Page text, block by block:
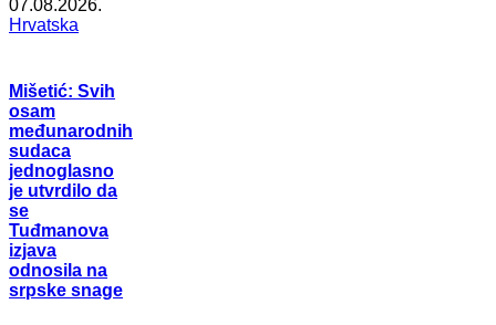
07.08.2026.
Hrvatska
Mišetić: Svih
osam
međunarodnih
sudaca
jednoglasno
je utvrdilo da
se
Tuđmanova
izjava
odnosila na
srpske snage